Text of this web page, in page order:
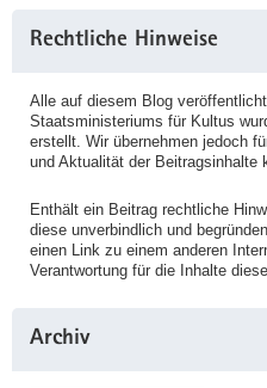
Rechtliche Hinweise
Alle auf diesem Blog
Staatsministeriums für Kultus
erstellt. Wir übernehmen jedoch
und Aktualität der Beitragsinhalte
Enthält ein Beitrag rechtliche
diese unverbindlich und
einen Link zu einem anderen
Verantwortung für die Inhalte
Archiv